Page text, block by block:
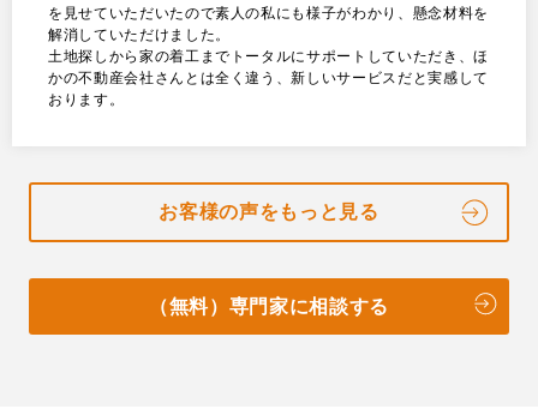
を見せていただいたので素人の私にも様子がわかり、懸念材料を
解消していただけました。
土地探しから家の着工までトータルにサポートしていただき、ほ
かの不動産会社さんとは全く違う、新しいサービスだと実感して
おります。
お客様の声をもっと見る
（無料）専門家に相談する